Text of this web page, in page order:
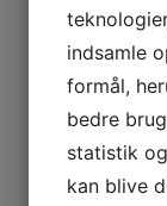
Comments
Dette felt er
Jeg er ikke
indsamle
formål,
bedre
statistik
kan blive